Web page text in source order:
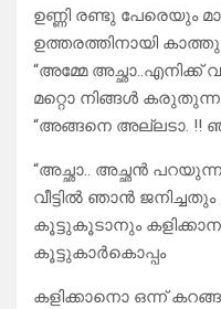
ഉണ്ണി രണ്ടു പേരെയും
ഉത്തരത്തിനായി
“അമ്മേ
മറ്റൊ നിങ്ങൾ
“അങ്ങനെ അല്ലടാ. !!
“അച്ഛാ.. അച്ഛൻ
വീട്ടിൽ ഞാൻ
കൂട്ടുകൂടാനും
കൂട്ടുകാർകൊപ്പം
കളിക്കാനൊ ഒന്ന്